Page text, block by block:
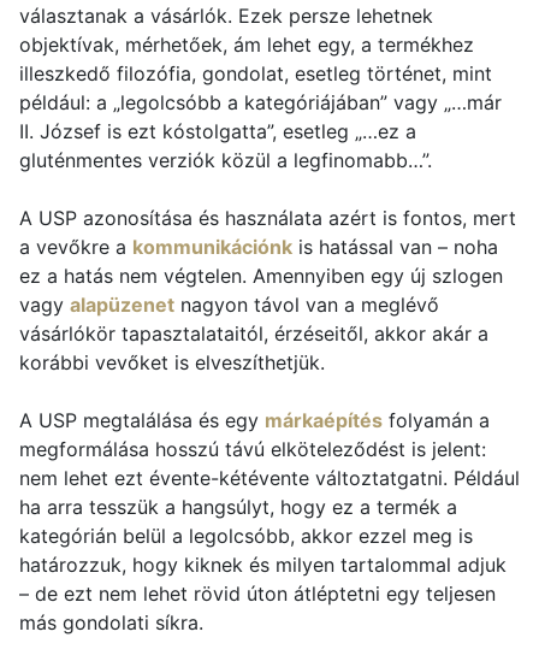
választanak a vásárlók. Ezek persze lehetnek
objektívak, mérhetőek, ám lehet egy, a termékhez
illeszkedő filozófia, gondolat, esetleg történet, mint
például: a „legolcsóbb a kategóriájában” vagy „…már
II. József is ezt kóstolgatta”, esetleg „…ez a
gluténmentes verziók közül a legfinomabb…”.
A USP azonosítása és használata azért is fontos, mert
a vevőkre a kommunikációnk is hatással van – noha
ez a hatás nem végtelen. Amennyiben egy új szlogen
vagy alapüzenet nagyon távol van a meglévő
vásárlókör tapasztalataitól, érzéseitől, akkor akár a
korábbi vevőket is elveszíthetjük.
A USP megtalálása és egy márkaépítés folyamán a
megformálása hosszú távú elköteleződést is jelent:
nem lehet ezt évente-kétévente változtatgatni. Például
ha arra tesszük a hangsúlyt, hogy ez a termék a
kategórián belül a legolcsóbb, akkor ezzel meg is
határozzuk, hogy kiknek és milyen tartalommal adjuk
– de ezt nem lehet rövid úton átléptetni egy teljesen
más gondolati síkra.